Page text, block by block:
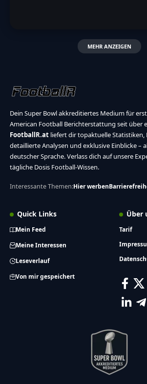
MEHR ANZEIGEN
Dein Super Bowl akkreditiertes Medium für
American Football Berichterstattung seit über
FootballR.at liefert dir topaktuelle Statistiken,
detaillierte Analysen und exklusive Einblicke –
deutscher Sprache. Verlass dich auf unsere
tägliche Dosis Football-Wissen.
Interessante Themen:Hier werben
Quick Links
Mein Feed
Meine Interessen
Leseverlauf
Von mir gespeichert
Über
Tarif